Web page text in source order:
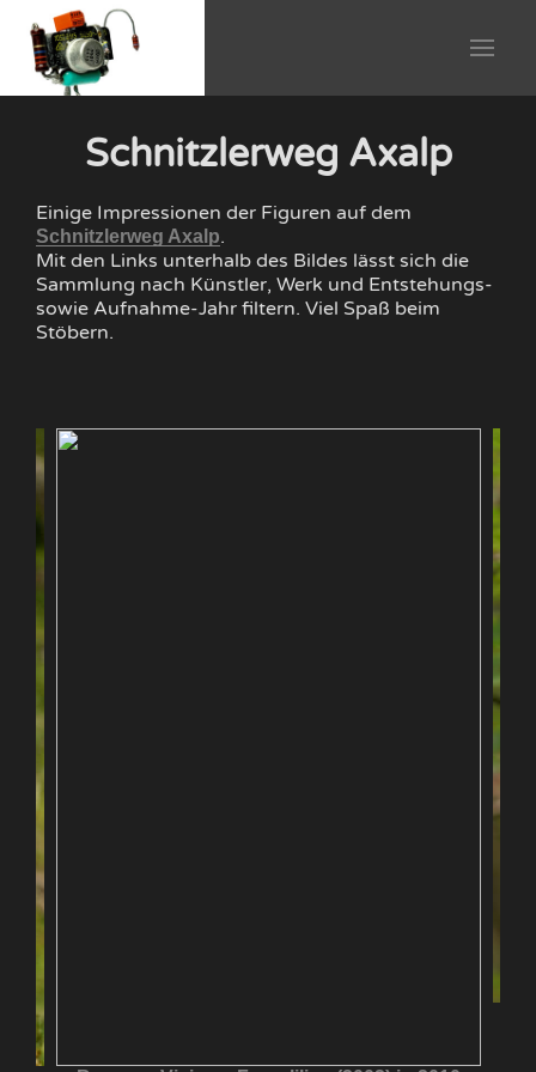
Schnitzlerweg Axalp
Einige Impressionen der Figuren auf dem
Schnitzlerweg Axalp.
Mit den Links unterhalb des Bildes lässt sich die
Sammlung nach Künstler, Werk und Entstehungs-
sowie Aufnahme-Jahr filtern. Viel Spaß beim
Stöbern.